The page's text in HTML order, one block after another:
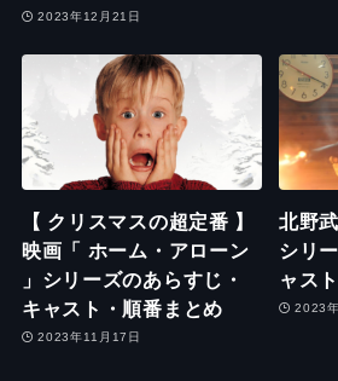
2023年12月21日
【 クリスマスの超定番 】
映画「 ホーム・アローン
」シリーズのあらすじ・
キャスト・順番まとめ
2023年11月17日
北野
シリ
ャス
2023